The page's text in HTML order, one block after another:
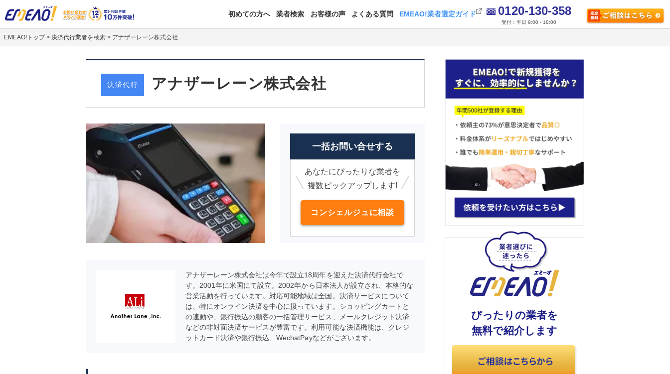
初めての方へ 業者検索 お客様の声 よくある質問 EMEAO!業者選定ガイド 0120-130-358
受付：平日 9:00 - 18:00
EMEAO!トップ >決済代行業者を検索 > アナザーレーン株式会社
決済代行 アナザーレーン株式会社
一括お問い合せする
あなたにぴったりな業者を
複数ピックアップします!
コンシェルジュに相談
アナザーレーン株式会社は今年で設立18周年を迎えた決済代行会社で
す。2001年に米国にて設立。2002年から日本法人が設立され、本格的な
営業活動を行っています。対応可能地域は全国。決済サービスについて
は、特にオンライン決済を中心に扱っています。ショッピングカートと
の連動や、銀行振込の顧客の一括管理サービス、メールクレジット決済
などの非対面決済サービスが豊富です。利用可能な決済機能は、クレジ
ットカード決済や銀行振込、WechatPayなどがございます。
ぴったりの業者を
無料で紹介します